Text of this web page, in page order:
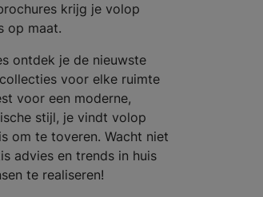
krijg je volop
op maat.
ontdek je de nieuwste
voor elke ruimte
voor een moderne,
stijl, je vindt volop
om te toveren. Wacht niet
advies en trends in huis
te realiseren!